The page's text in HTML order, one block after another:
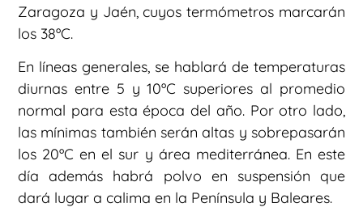
Zaragoza y Jaén, cuyos termómetros marcarán
los 38ºC.
En líneas generales, se hablará de temperaturas
diurnas entre 5 y 10ºC superiores al promedio
normal para esta época del año. Por otro lado,
las mínimas también serán altas y sobrepasarán
los 20ºC en el sur y área mediterránea. En este
día además habrá polvo en suspensión que
dará lugar a calima en la Península y Baleares.